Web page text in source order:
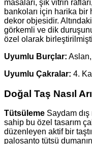
masaları, şık vitrin
bankoları için harika
dekor objesidir.
görkemli ve dik
özel olarak
Uyumlu Burçlar:
Uyumlu Çakralar: 4.
Doğal Taş Nasıl
Tütsüleme Saydam
sahip bu özel tasarım
düzenleyen aktif bir
palosanto tütsü